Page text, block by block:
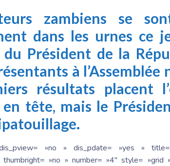
zambiens se
dans les urnes ce
du Président de la
à l’Assemblée
résultats placent
tête, mais le
dis_pview= »no » dis_pdate= »yes »
»no » number= »4″ style= »grid